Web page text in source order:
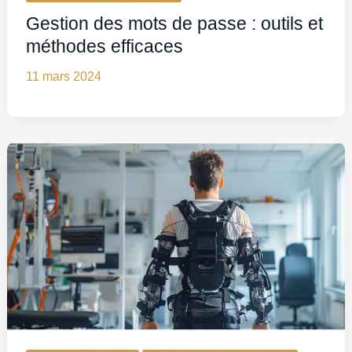
Gestion des mots de passe : outils et
méthodes efficaces
11 mars 2024